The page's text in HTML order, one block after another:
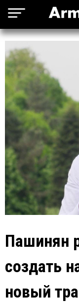
Пашинян
создать
новый